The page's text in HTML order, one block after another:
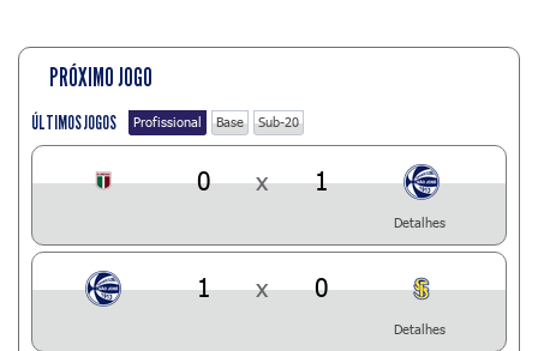
PRÓXIMO JOGO
ÚLTIMOS JOGOS Profissional Base Sub-20
0 x 1
Detalhes
1 x 0
Detalhes